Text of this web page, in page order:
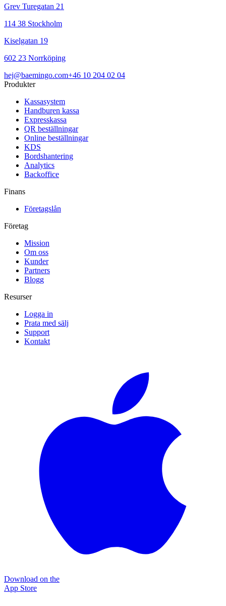
Grev Turegatan 21
114 38 Stockholm
Kiselgatan 19
602 23 Norrköping
hej@baemingo.com+46 10 204 02 04
Produkter
Kassasystem
Handburen kassa
Expresskassa
QR beställningar
Online beställningar
KDS
Bordshantering
Analytics
Backoffice
Finans
Företagslån
Företag
Mission
Om oss
Kunder
Partners
Blogg
Resurser
Logga in
Prata med sälj
Support
Kontakt
Download on the
App Store